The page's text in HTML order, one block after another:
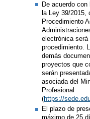
De acuerdo
la Ley 39/2015,
Procedimiento
electrónica será
procedimiento.
demás
proyectos que
serán
asociada del
Profesional
(https://
El plazo de
máximo de 25